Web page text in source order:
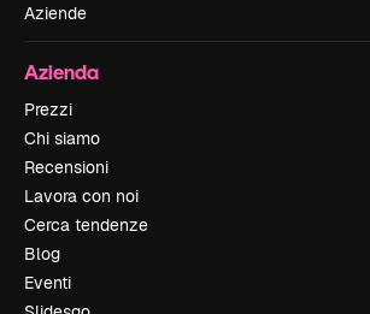
Aziende
Azienda
Prezzi
Chi siamo
Recensioni
Lavora con noi
Cerca tendenze
Blog
Eventi